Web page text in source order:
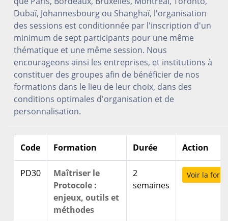
Dubaï, Johannesbourg ou Shanghaï, l'organisation
des sessions est conditionnée par l'inscription d'un
minimum de sept participants pour une même
thématique et une même session. Nous
encourageons ainsi les entreprises, et institutions à
constituer des groupes afin de bénéficier de nos
formations dans le lieu de leur choix, dans des
conditions optimales d'organisation et de
personnalisation.
Code Formation Durée Action
PD30
Maîtriser le
Protocole :
enjeux, outils et
méthodes
2
semaines
Voir la